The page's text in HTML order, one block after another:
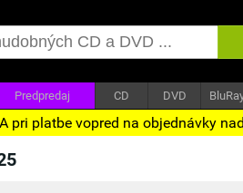
Predpredaj CD DVD
pri platbe vopred na objednávky